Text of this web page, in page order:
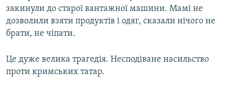
закинули до старої вантажної машини. Мамі не
дозволили взяти продуктів і одяг, сказали нічого не
брати, не чіпати.
Це дуже велика трагедія. Несподіване насильство
проти кримських татар.